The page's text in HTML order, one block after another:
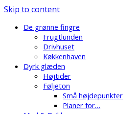
Skip to content
De grønne fingre
Frugtlunden
Drivhuset
Køkkenhaven
Dyrk glæden
Højtider
Føljeton
Små højdepunkter
Planer for…